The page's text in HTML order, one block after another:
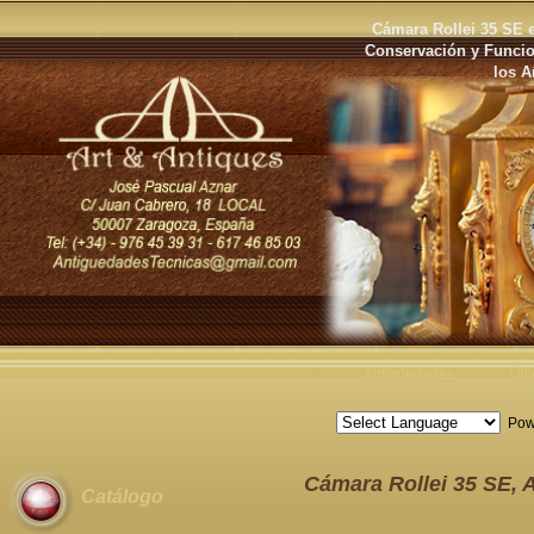
Cámara Rollei 35 SE
Conservación y
los
Catálogo
Cámara Rollei 35 SE,